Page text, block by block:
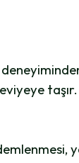
taşır.